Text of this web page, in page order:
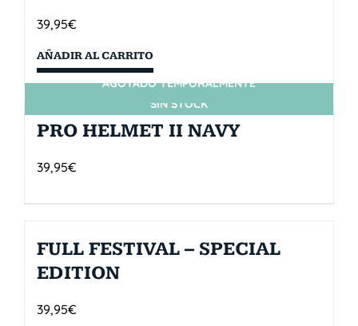
39,95€
AÑADIR AL CARRITO
SIN STOCK
AGOTADO TEMPORALMENTE
PRO HELMET II NAVY
39,95€
FULL FESTIVAL – SPECIAL
EDITION
39,95€